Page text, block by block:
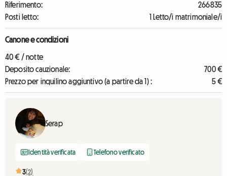
Riferimento:
266835
Posti letto:
1 Letto/i matrimoniale/i
Canone e condizioni
40 € / notte
Deposito cauzionale:
700 €
Prezzo per inquilino aggiuntivo (a partire da 1) :
5 €
Serap
Identità verificata Telefono verificato
3(2)